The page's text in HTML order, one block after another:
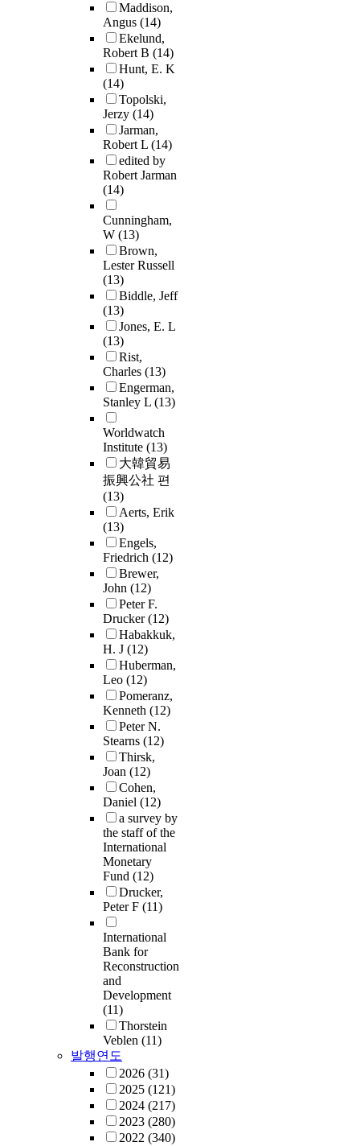
Maddison,
Angus (14)
Ekelund,
Robert B (14)
Hunt, E. K
(14)
Topolski,
Jerzy (14)
Jarman,
Robert L (14)
edited by
Robert Jarman
(14)
Cunningham,
W (13)
Brown,
Lester Russell
(13)
Biddle, Jeff
(13)
Jones, E. L
(13)
Rist,
Charles (13)
Engerman,
Stanley L (13)
Worldwatch
Institute (13)
大韓貿易
振興公社 편
(13)
Aerts, Erik
(13)
Engels,
Friedrich (12)
Brewer,
John (12)
Peter F.
Drucker(12)
Habakkuk,
H. J (12)
Huberman,
Leo (12)
Pomeranz,
Kenneth (12)
Peter N.
Stearns (12)
Thirsk,
Joan (12)
Cohen,
Daniel (12)
a survey by
the staff of the
International
Monetary
Fund (12)
Drucker,
Peter F (11)
International
Bank for
Reconstruction
and
Development
(11)
Thorstein
Veblen (11)
발행연도
2026 (31)
2025 (121)
2024 (217)
2023 (280)
2022 (340)